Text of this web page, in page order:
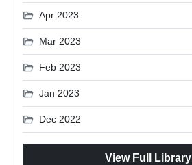
folder_open Apr 2023
folder_open Mar 2023
folder_open Feb 2023
folder_open Jan 2023
folder_open Dec 2022
View Full Library